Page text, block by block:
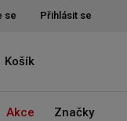
se Přihlásit se
Košík
Akce Značky